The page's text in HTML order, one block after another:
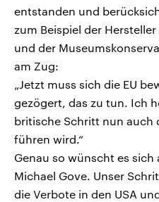
entstanden und
zum Beispiel der
und der
am Zug:
„Jetzt muss sich die EU
gezögert, das zu tun. Ich
britische Schritt nun auch
führen wird.“
Genau so wünscht es
Michael Gove. Unser
die Verbote in den USA